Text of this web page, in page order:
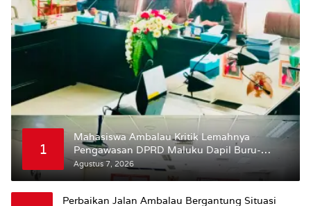
1
Mahasiswa Ambalau Kritik Lemahnya
Pengawasan DPRD Maluku Dapil Buru-
Bursel Terhadap Proses Perubahan Status
Jalan
Agustus 7, 2026
Perbaikan Jalan Ambalau Bergantung Situasi